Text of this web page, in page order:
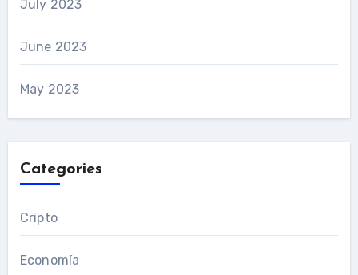
July 2023
June 2023
May 2023
Categories
Cripto
Economía